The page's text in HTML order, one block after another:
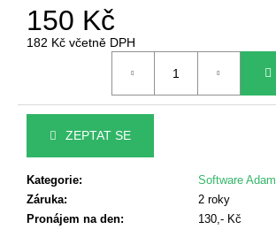
150 Kč
182 Kč včetně DPH
Kategorie:
Software Adam
Záruka:
2 roky
Pronájem na den: 130,- Kč
ZEPTAT SE
u
j
e
DOCHÁZKOVÝ
TERMINÁL